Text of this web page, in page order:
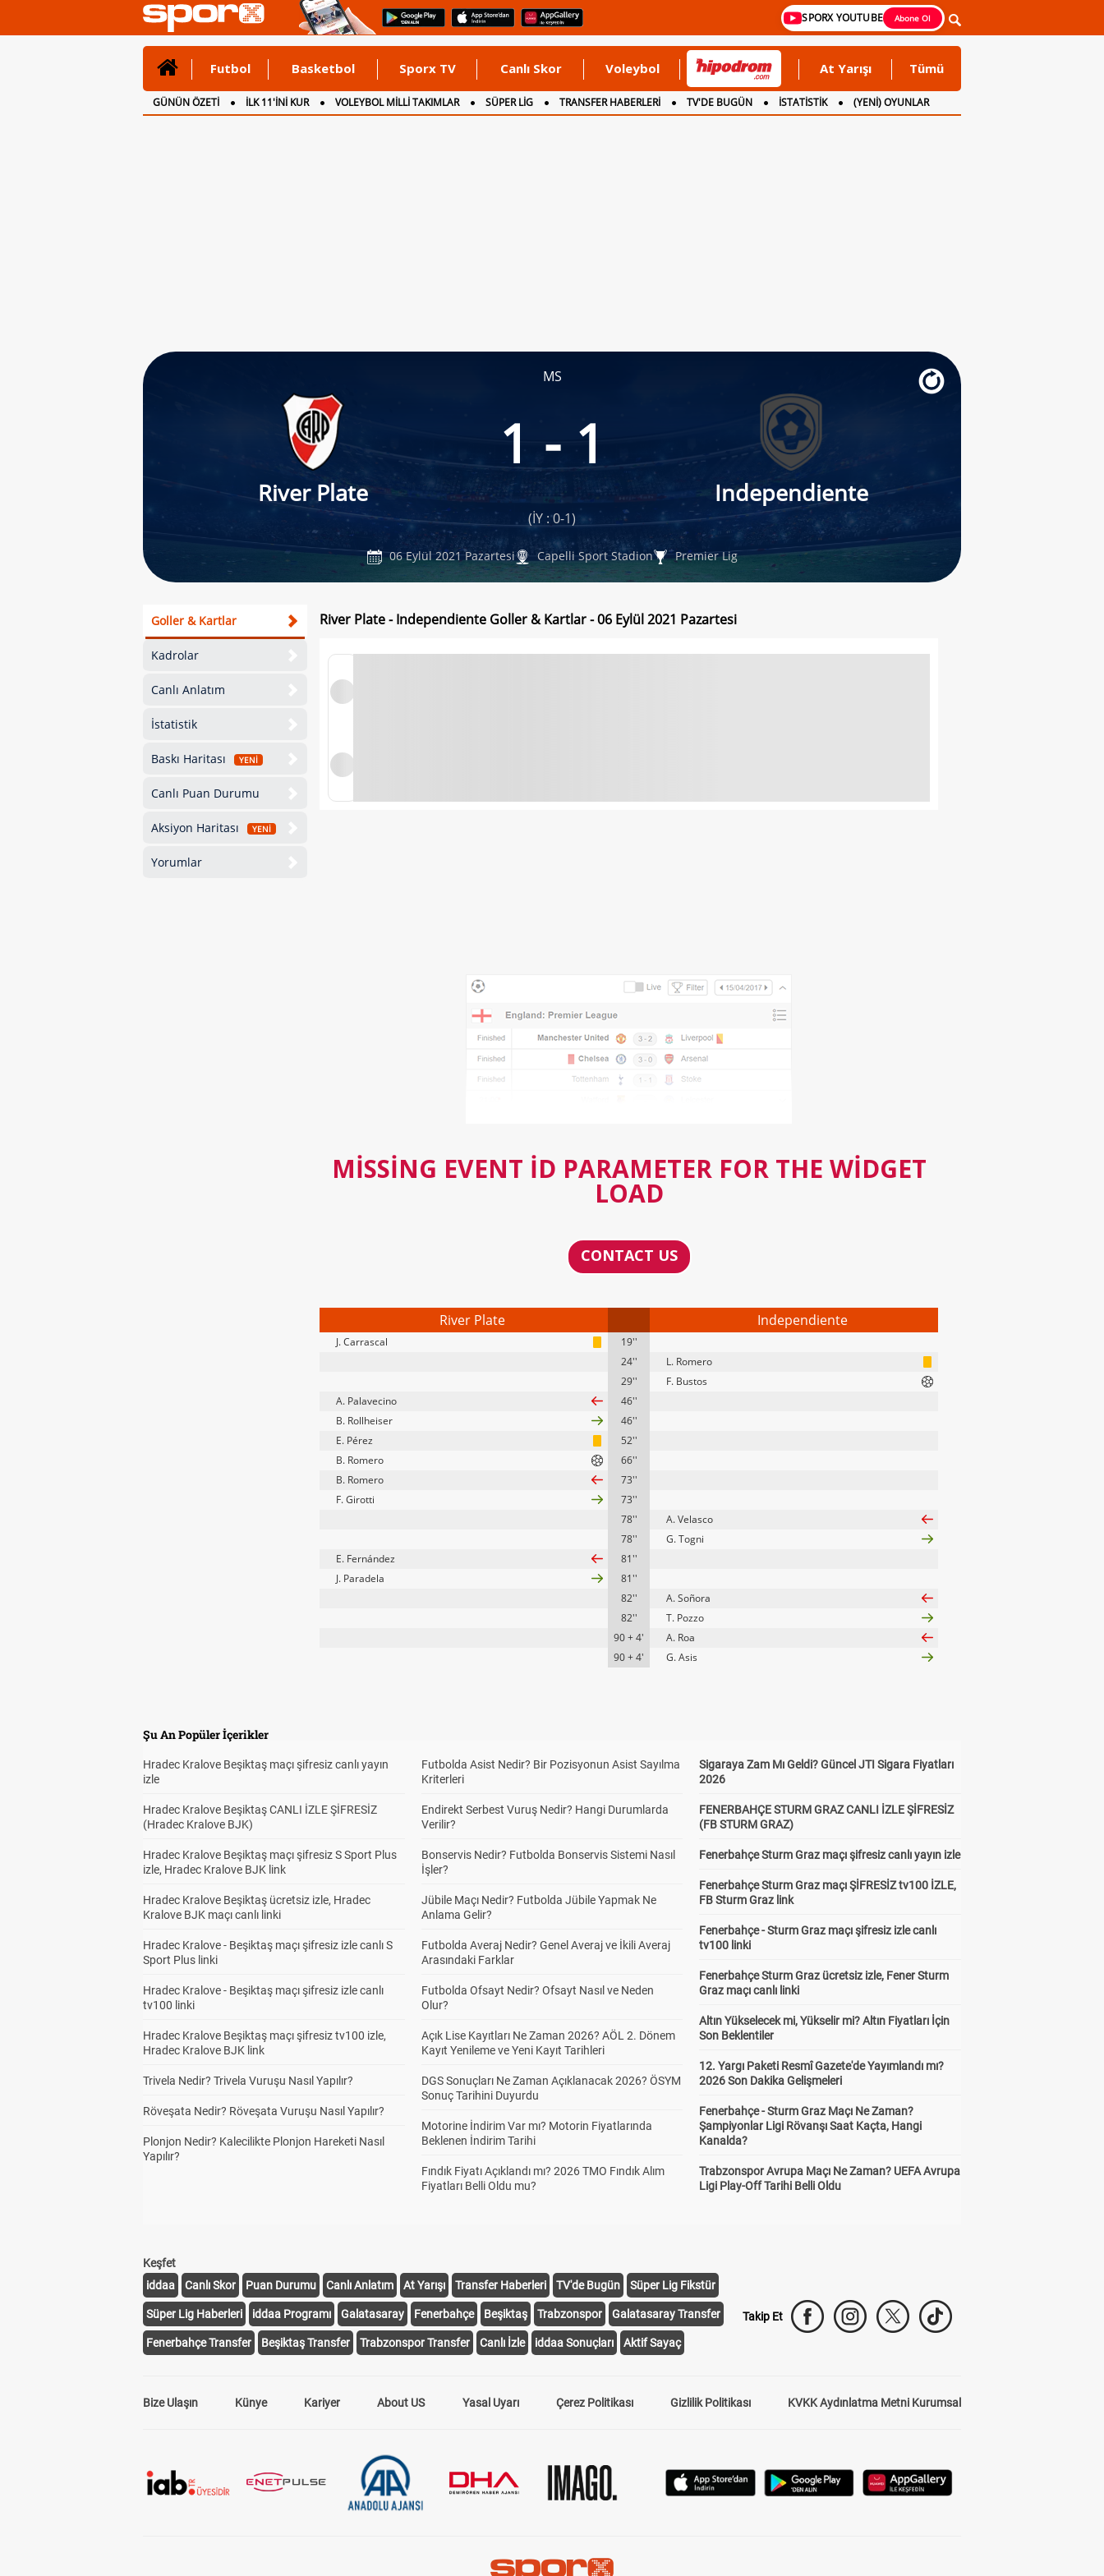
SPORX YOUTUBE Abone Ol
Futbol Basketbol Sporx TV Canlı Skor Voleybol At Yarışı Tümü
GÜNÜN ÖZETİ İLK 11'İNİ KUR VOLEYBOL MİLLİ TAKIMLAR SÜPER LİG TRANSFER HABERLERİ TV'DE BUGÜN İSTATİSTİK
(YENİ) OYUNLAR
CANLI ANLATIM
İNGİLTERE
MS
River Plate
1 - 1
Independiente
(İY : 0-1)
06 Eylül 2021 Pazartesi Capelli Sport Stadion Premier Lig
Goller & Kartlar
Kadrolar
Canlı Anlatım
İstatistik
Baskı Haritası YENİ
Canlı Puan Durumu
Aksiyon Haritası YENİ
Yorumlar
River Plate - Independiente Goller & Kartlar - 06 Eylül 2021 Pazartesi
MISSING EVENT ID PARAMETER FOR THE WIDGET
LOAD
CONTACT US
River Plate Independiente
J. Carrascal
19''
24''
L. Romero
29''
F. Bustos
A. Palavecino
46''
B. Rollheiser
46''
E. Pérez
52''
B. Romero
66''
B. Romero
73''
F. Girotti
73''
78''
A. Velasco
78''
G. Togni
E. Fernández
81''
J. Paradela
81''
82''
A. Soñora
82''
T. Pozzo
90 + 4'
A. Roa
90 + 4'
G. Asis
Şu An Popüler İçerikler
Hradec Kralove Beşiktaş maçı şifresiz canlı yayın
izle
Hradec Kralove Beşiktaş CANLI İZLE ŞİFRESİZ
(Hradec Kralove BJK)
Hradec Kralove Beşiktaş maçı şifresiz S Sport Plus
izle, Hradec Kralove BJK link
Hradec Kralove Beşiktaş ücretsiz izle, Hradec
Kralove BJK maçı canlı linki
Hradec Kralove - Beşiktaş maçı şifresiz izle canlı S
Sport Plus linki
Hradec Kralove - Beşiktaş maçı şifresiz izle canlı
tv100 linki
Hradec Kralove Beşiktaş maçı şifresiz tv100 izle,
Hradec Kralove BJK link
Trivela Nedir? Trivela Vuruşu Nasıl Yapılır?
Röveşata Nedir? Röveşata Vuruşu Nasıl Yapılır?
Plonjon Nedir? Kalecilikte Plonjon Hareketi Nasıl
Yapılır?
Futbolda Asist Nedir? Bir Pozisyonun Asist Sayılma
Kriterleri
Endirekt Serbest Vuruş Nedir? Hangi Durumlarda
Verilir?
Bonservis Nedir? Futbolda Bonservis Sistemi Nasıl
İşler?
Jübile Maçı Nedir? Futbolda Jübile Yapmak Ne
Anlama Gelir?
Futbolda Averaj Nedir? Genel Averaj ve İkili Averaj
Arasındaki Farklar
Futbolda Ofsayt Nedir? Ofsayt Nasıl ve Neden
Olur?
Açık Lise Kayıtları Ne Zaman 2026? AÖL 2. Dönem
Kayıt Yenileme ve Yeni Kayıt Tarihleri
DGS Sonuçları Ne Zaman Açıklanacak 2026? ÖSYM
Sonuç Tarihini Duyurdu
Motorine İndirim Var mı? Motorin Fiyatlarında
Beklenen İndirim Tarihi
Fındık Fiyatı Açıklandı mı? 2026 TMO Fındık Alım
Fiyatları Belli Oldu mu?
Sigaraya Zam Mı Geldi? Güncel JTI Sigara Fiyatları
2026
FENERBAHÇE STURM GRAZ CANLI İZLE ŞİFRESİZ
(FB STURM GRAZ)
Fenerbahçe Sturm Graz maçı şifresiz canlı yayın izle
Fenerbahçe Sturm Graz maçı ŞİFRESİZ tv100 İZLE,
FB Sturm Graz link
Fenerbahçe - Sturm Graz maçı şifresiz izle canlı
tv100 linki
Fenerbahçe Sturm Graz ücretsiz izle, Fener Sturm
Graz maçı canlı linki
Altın Yükselecek mi, Yükselir mi? Altın Fiyatları İçin
Son Beklentiler
12. Yargı Paketi Resmî Gazete'de Yayımlandı mı?
2026 Son Dakika Gelişmeleri
Fenerbahçe - Sturm Graz Maçı Ne Zaman?
Şampiyonlar Ligi Rövanşı Saat Kaçta, Hangi
Kanalda?
Trabzonspor Avrupa Maçı Ne Zaman? UEFA Avrupa
Ligi Play-Off Tarihi Belli Oldu
Keşfet
iddaa
Canlı Skor Puan Durumu Canlı Anlatım At Yarışı Transfer Haberleri TV'de Bugün Süper Lig Fikstür
Süper Lig Haberleri iddaa Programı Galatasaray Fenerbahçe Beşiktaş Trabzonspor Galatasaray Transfer
Fenerbahçe Transfer Beşiktaş Transfer Trabzonspor Transfer Canlı İzle iddaa Sonuçları Aktif Sayaç
Takip Et
Bize Ulaşın Künye Kariyer About US Yasal Uyarı Çerez Politikası Gizlilik Politikası KVKK Aydınlatma Metni Kurumsal